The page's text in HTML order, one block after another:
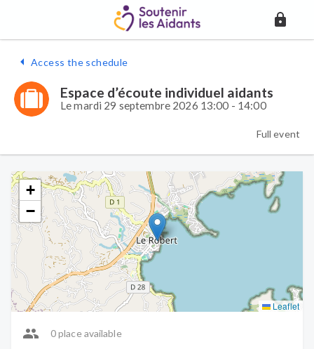
Access the schedule
Espace d’écoute individuel aidants
Le mardi 29 septembre 2026 13:00 - 14:00
Full event
+
−
Leaflet
0 place available